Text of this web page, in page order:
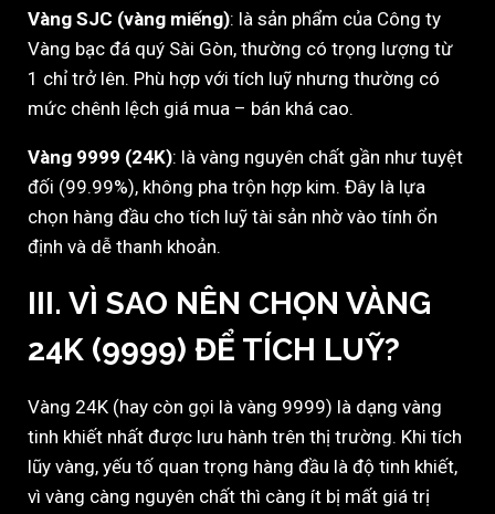
Vàng SJC (vàng miếng): là sản phẩm của Công ty
Vàng bạc đá quý Sài Gòn, thường có trọng lượng từ
1 chỉ trở lên. Phù hợp với tích luỹ nhưng thường có
mức chênh lệch giá mua – bán khá cao.
Vàng 9999 (24K): là vàng nguyên chất gần như tuyệt
đối (99.99%), không pha trộn hợp kim. Đây là lựa
chọn hàng đầu cho tích luỹ tài sản nhờ vào tính ổn
định và dễ thanh khoản.
III. VÌ SAO NÊN CHỌN VÀNG
24K (9999) ĐỂ TÍCH LUỸ?
Vàng 24K (hay còn gọi là vàng 9999) là dạng vàng
tinh khiết nhất được lưu hành trên thị trường. Khi tích
lũy vàng, yếu tố quan trọng hàng đầu là độ tinh khiết,
vì vàng càng nguyên chất thì càng ít bị mất giá trị